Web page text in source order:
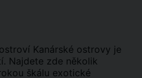
Kanárské ostrovy je
Najdete zde několik
škálu exotické